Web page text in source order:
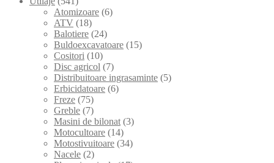
Atomizoare (6)
ATV (18)
Balotiere (24)
Buldoexcavatoare (15)
Cositori (10)
Disc agricol (7)
Distribuitoare ingrasaminte (5)
Erbicidatoare (6)
Freze (75)
Greble (7)
Masini de bilonat (3)
Motocultoare (14)
Motostivuitoare (34)
Nacele (2)